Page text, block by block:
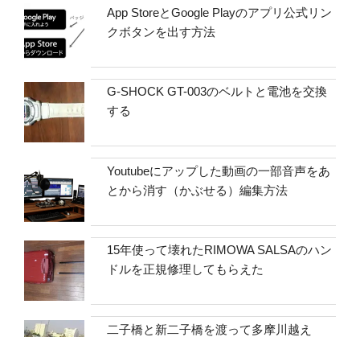
App StoreとGoogle Playのアプリ公式リン
クボタンを出す方法
G-SHOCK GT-003のベルトと電池を交換
する
Youtubeにアップした動画の一部音声をあ
とから消す（かぶせる）編集方法
15年使って壊れたRIMOWA SALSAのハン
ドルを正規修理してもらえた
二子橋と新二子橋を渡って多摩川越え